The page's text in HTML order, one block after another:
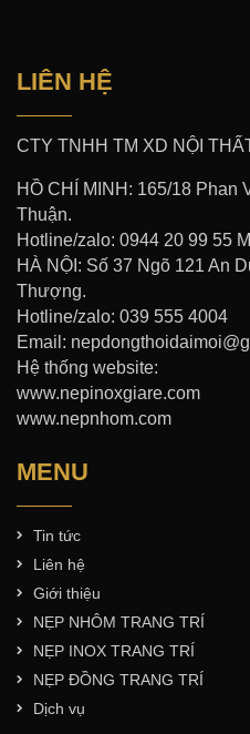
LIÊN HỆ
CTY TNHH TM XD NỘI
HỒ CHÍ MINH: 165/18
Thuận.
Hotline/zalo: 0944 20 99 55
HÀ NỘI: Số 37 Ngõ 121 An
Thượng.
Hotline/zalo: 039 555 4004
Email:
Hệ thống website:
www.nepinoxgiare.com
www.nepnhom.com
MENU
Tin tức
Liên hệ
Giới thiệu
NẸP NHÔM TRANG TRÍ
NẸP INOX TRANG TRÍ
NẸP ĐỒNG TRANG TRÍ
Dịch vụ